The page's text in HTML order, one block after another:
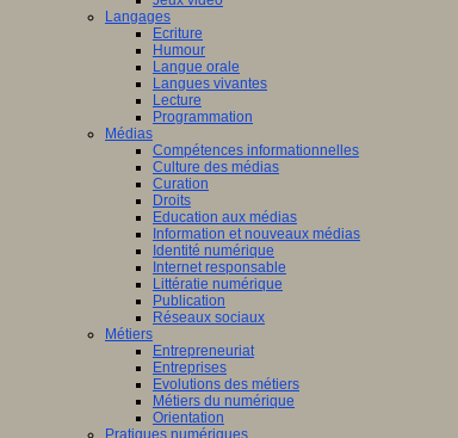
Langages
Ecriture
Humour
Langue orale
Langues vivantes
Lecture
Programmation
Médias
Compétences informationnelles
Culture des médias
Curation
Droits
Education aux médias
Information et nouveaux médias
Identité numérique
Internet responsable
Littératie numérique
Publication
Réseaux sociaux
Métiers
Entrepreneuriat
Entreprises
Evolutions des métiers
Métiers du numérique
Orientation
Pratiques numériques